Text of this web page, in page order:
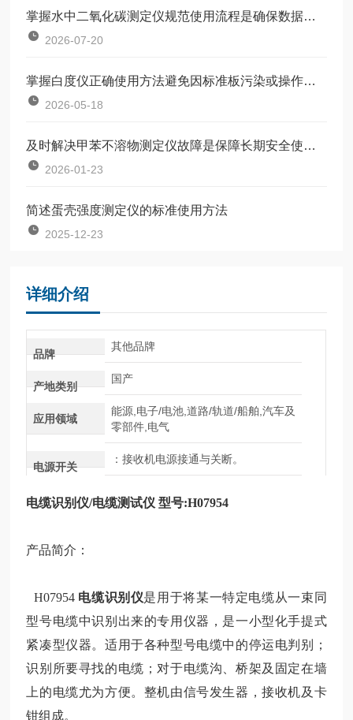
掌握水中二氧化碳测定仪规范使用流程是确保数据准确可靠的前提
2026-07-20
掌握白度仪正确使用方法避免因标准板污染或操作不规范引入误差
2026-05-18
及时解决甲苯不溶物测定仪故障是保障长期安全使用的关键
2026-01-23
简述蛋壳强度测定仪的标准使用方法
2025-12-23
详细介绍
品牌
其他品牌
产地类别
国产
应用领域
能源,电子/电池,道路/轨道/船舶,汽车及
零部件,电气
电源开关
：接收机电源接通与关断。
电缆识别仪/电缆测试仪 型号:H07954
产品简介：
H07954 电缆识别仪是用于将某一特定电缆从一束同
型号电缆中识别出来的专用仪器，是一小型化手提式
紧凑型仪器。适用于各种型号电缆中的停运电判别；
识别所要寻找的电缆；对于电缆沟、桥架及固定在墙
上的电缆尤为方便。整机由信号发生器，接收机及卡
钳组成。